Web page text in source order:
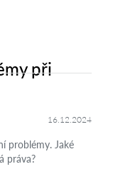
při
16.12.2024
problémy. Jaké
práva?